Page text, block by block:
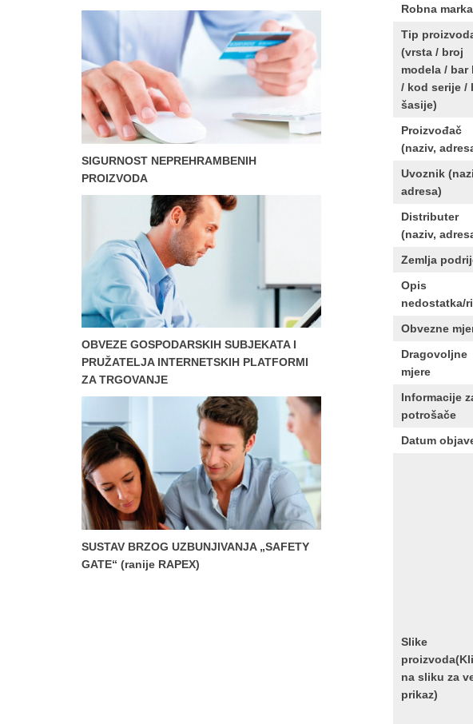
SIGURNOST NEPREHRAMBENIH
PROIZVODA
OBVEZE GOSPODARSKIH SUBJEKATA I
PRUŽATELJA INTERNETSKIH PLATFORMI
ZA TRGOVANJE
SUSTAV BRZOG UZBUNJIVANJA „SAFETY
GATE“ (ranije RAPEX)
Robna marka
Tip
(vrsta / broj
modela / bar
/ kod serije /
šasije)
Proizvođač
(naziv,
Uvoznik
adresa)
Distributer
(naziv,
Zemlja
Opis
nedostatka/
Obvezne
Dragovoljne
mjere
Informacije
potrošače
Datum
Slike
na sliku za
prikaz)